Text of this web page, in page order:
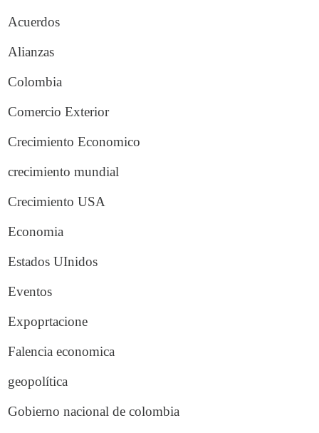
Acuerdos
Alianzas
Colombia
Comercio Exterior
Crecimiento Economico
crecimiento mundial
Crecimiento USA
Economia
Estados UInidos
Eventos
Expoprtacione
Falencia economica
geopolítica
Gobierno nacional de colombia